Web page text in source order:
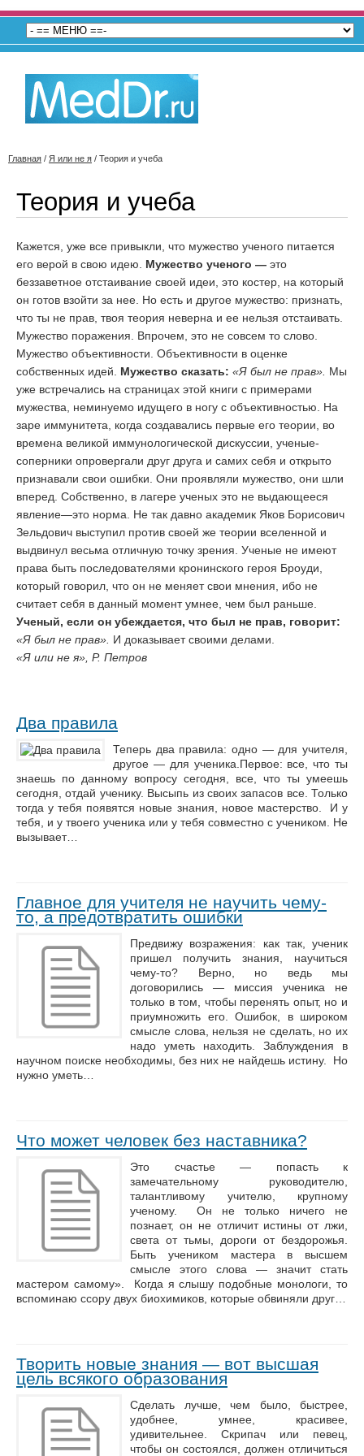
Главная / Я или не я / Теория и учеба
Теория и учеба
Кажется, уже все привыкли, что мужество ученого питается
его верой в свою идею. Мужество ученого — это
беззаветное отстаивание своей идеи, это костер, на который
он готов взойти за нее. Но есть и другое мужество: признать,
что ты не прав, твоя теория неверна и ее нельзя отстаивать.
Мужество поражения. Впрочем, это не совсем то слово.
Мужество объективности. Объективности в оценке
собственных идей. Мужество сказать: «Я был не прав». Мы
уже встречались на страницах этой книги с примерами
мужества, неминуемо идущего в ногу с объективностью. На
заре иммунитета, когда создавались первые его теории, во
времена великой иммунологической дискуссии, ученые-
соперники опровергали друг друга и самих себя и открыто
признавали свои ошибки. Они проявляли мужество, они шли
вперед. Собственно, в лагере ученых это не выдающееся
явление—это норма. Не так давно академик Яков Борисович
Зельдович выступил против своей же теории вселенной и
выдвинул весьма отличную точку зрения. Ученые не имеют
права быть последователями кронинского героя Броуди,
который говорил, что он не меняет свои мнения, ибо не
считает себя в данный момент умнее, чем был раньше.
Ученый, если он убеждается, что был не прав, говорит:
«Я был не прав». И доказывает своими делами.
«Я или не я», Р. Петров
Два правила
Теперь два правила: одно — для учителя,
другое — для ученика.Первое: все, что ты
знаешь по данному вопросу сегодня, все, что ты умеешь
сегодня, отдай ученику. Высыпь из своих запасов все. Только
тогда у тебя появятся новые знания, новое мастерство. И у
тебя, и у твоего ученика или у тебя совместно с учеником. Не
вызывает…
Главное для учителя не научить чему-
то, а предотвратить ошибки
Предвижу возражения: как так, ученик
пришел получить знания, научиться
чему-то? Верно, но ведь мы
договорились — миссия ученика не
только в том, чтобы перенять опыт, но и
приумножить его. Ошибок, в широком
смысле слова, нельзя не сделать, но их
надо уметь находить. Заблуждения в
научном поиске необходимы, без них не найдешь истину. Но
нужно уметь…
Что может человек без наставника?
Это счастье — попасть к
замечательному руководителю,
талантливому учителю, крупному
ученому. Он не только ничего не
познает, он не отличит истины от лжи,
света от тьмы, дороги от бездорожья.
Быть учеником мастера в высшем
смысле этого слова — значит стать
мастером самому». Когда я слышу подобные монологи, то
вспоминаю ссору двух биохимиков, которые обвиняли друг…
Творить новые знания — вот высшая
цель всякого образования
Сделать лучше, чем было, быстрее,
удобнее, умнее, красивее,
удивительнее. Скрипач или певец,
чтобы он состоялся, должен отличиться